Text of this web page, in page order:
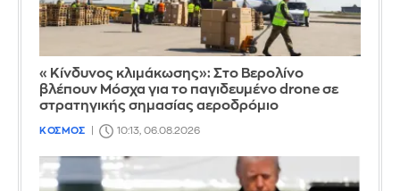
«Κίνδυνος κλιμάκωσης»: Στο Βερολίνο
βλέπουν Μόσχα για το παγιδευμένο drone σε
στρατηγικής σημασίας αεροδρόμιο
ΚΟΣΜΟΣ 10:13, 06.08.2026